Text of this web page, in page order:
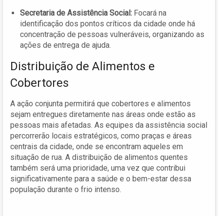
Secretaria de Assistência Social: Focará na
identificação dos pontos críticos da cidade onde há
concentração de pessoas vulneráveis, organizando as
ações de entrega de ajuda.
Distribuição de Alimentos e
Cobertores
A ação conjunta permitirá que cobertores e alimentos
sejam entregues diretamente nas áreas onde estão as
pessoas mais afetadas. As equipes da assistência social
percorrerão locais estratégicos, como praças e áreas
centrais da cidade, onde se encontram aqueles em
situação de rua. A distribuição de alimentos quentes
também será uma prioridade, uma vez que contribui
significativamente para a saúde e o bem-estar dessa
população durante o frio intenso.